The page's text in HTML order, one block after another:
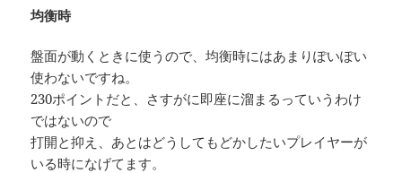
均衡時
盤面が動くときに使うので、均衡時にはあまりぽいぽい
使わないですね。
230ポイントだと、さすがに即座に溜まるっていうわけ
ではないので
打開と抑え、あとはどうしてもどかしたいプレイヤーが
いる時になげてます。